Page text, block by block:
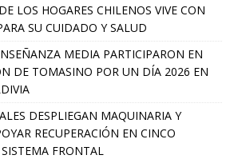
LOS HOGARES CHILENOS VIVE CON
SU CUIDADO Y SALUD
MEDIA PARTICIPARON EN
DE TOMASINO POR UN DÍA 2026 EN
DESPLIEGAN MAQUINARIA Y
RECUPERACIÓN EN CINCO
FRONTAL